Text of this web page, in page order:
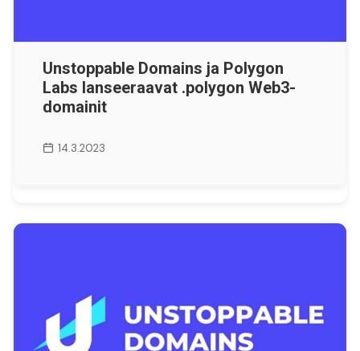
Unstoppable Domains ja Polygon
Labs lanseeraavat .polygon Web3-
domainit
14.3.2023